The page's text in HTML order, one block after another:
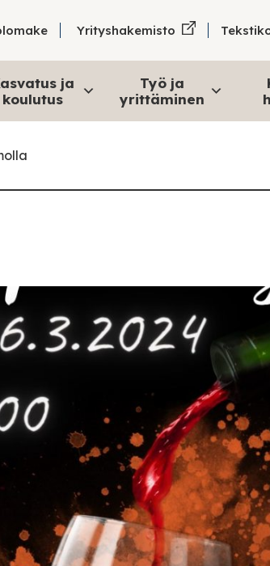
Yrityshakemisto
ja
koulutus
Työ ja
yrittäminen